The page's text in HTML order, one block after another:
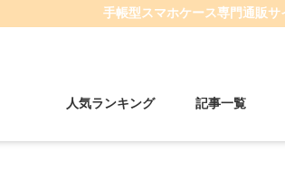
手帳型スマホケース専門通販サ
人気ランキング 記事一覧